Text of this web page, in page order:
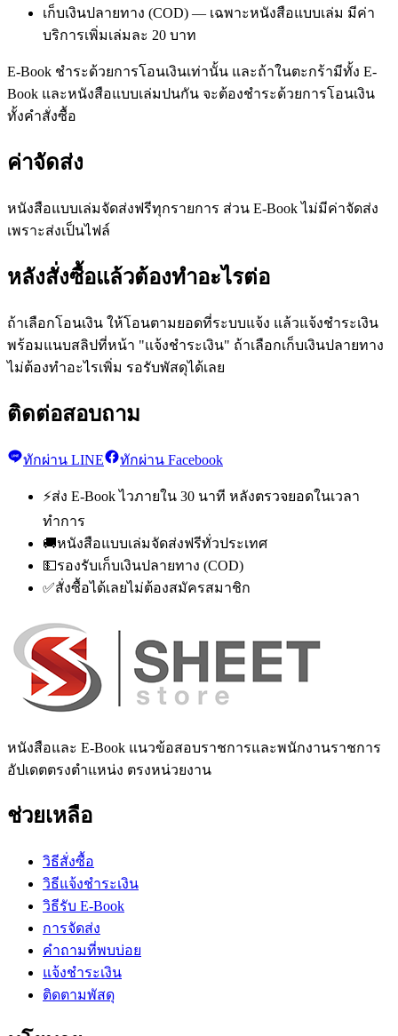
เก็บเงินปลายทาง (COD) — เฉพาะหนังสือแบบเล่ม มีค่า
บริการเพิ่มเล่มละ 20 บาท
E-Book ชำระด้วยการโอนเงินเท่านั้น และถ้าในตะกร้ามีทั้ง E-
Book และหนังสือแบบเล่มปนกัน จะต้องชำระด้วยการโอนเงิน
ทั้งคำสั่งซื้อ
ค่าจัดส่ง
หนังสือแบบเล่มจัดส่งฟรีทุกรายการ ส่วน E-Book ไม่มีค่าจัดส่ง
เพราะส่งเป็นไฟล์
หลังสั่งซื้อแล้วต้องทำอะไรต่อ
ถ้าเลือกโอนเงิน ให้โอนตามยอดที่ระบบแจ้ง แล้วแจ้งชำระเงิน
พร้อมแนบสลิปที่หน้า "แจ้งชำระเงิน" ถ้าเลือกเก็บเงินปลายทาง
ไม่ต้องทำอะไรเพิ่ม รอรับพัสดุได้เลย
ติดต่อสอบถาม
ทักผ่าน LINE ทักผ่าน Facebook
⚡ส่ง E-Book ไวภายใน 30 นาที หลังตรวจยอดในเวลา
ทำการ
🚚หนังสือแบบเล่มจัดส่งฟรีทั่วประเทศ
💵รองรับเก็บเงินปลายทาง (COD)
✅สั่งซื้อได้เลยไม่ต้องสมัครสมาชิก
หนังสือและ E-Book แนวข้อสอบราชการและพนักงานราชการ
อัปเดตตรงตำแหน่ง ตรงหน่วยงาน
ช่วยเหลือ
วิธีสั่งซื้อ
วิธีแจ้งชำระเงิน
วิธีรับ E-Book
การจัดส่ง
คำถามที่พบบ่อย
แจ้งชำระเงิน
ติดตามพัสดุ